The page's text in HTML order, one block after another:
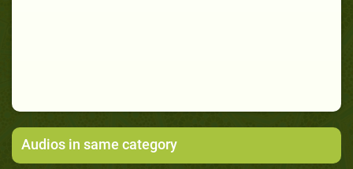
Audios in same category